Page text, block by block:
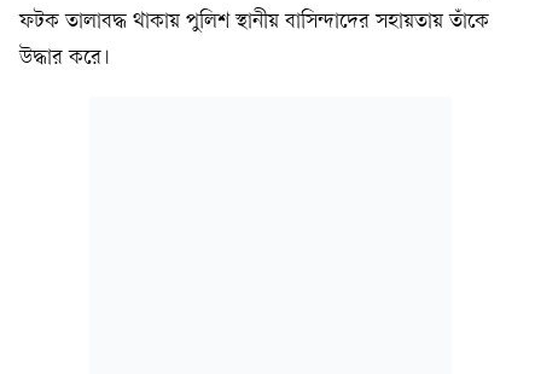
ফটক তালাবদ্ধ থাকায় পুলিশ স্থানীয় বাসিন্দাদের সহায়তায় তাঁকে
উদ্ধার করে।